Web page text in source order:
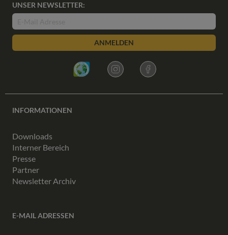
UNSER NEWSLETTER:
ANMELDEN
INFORMATIONEN
Downloads
Interner Bereich
Presse
Partner
Newsletter Archiv
E-MAIL ADRESSEN